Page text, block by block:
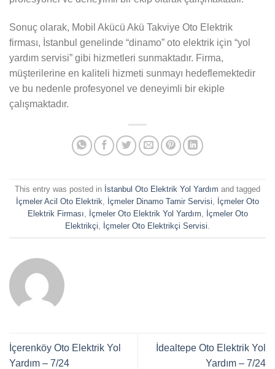
Sonuç olarak, Mobil Akücü Akü Takviye Oto Elektrik
firması, İstanbul genelinde “dinamo” oto elektrik için “yol
yardım servisi” gibi hizmetleri sunmaktadır. Firma,
müşterilerine en kaliteli hizmeti sunmayı hedeflemektedir
ve bu nedenle profesyonel ve deneyimli bir ekiple
çalışmaktadır.
This entry was posted in İstanbul Oto Elektrik Yol Yardım and tagged
İçmeler Acil Oto Elektrik
İçmeler Dinamo Tamir Servisi
İçmeler Oto
Elektrik Firması
İçmeler Oto Elektrik Yol Yardım
İçmeler Oto
Elektrikçi
İçmeler Oto Elektrikçi Servisi
İçerenköy Oto Elektrik Yol
Yardım – 7/24
İdealtepe Oto Elektrik Yol
Yardım – 7/24